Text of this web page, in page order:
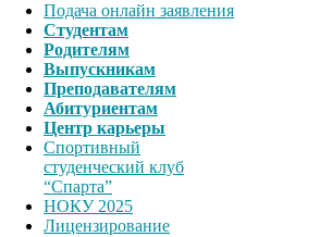
Подача онлайн заявления
Студентам
Родителям
Выпускникам
Преподавателям
Абитуриентам
Центр карьеры
Спортивный
студенческий клуб
“Спарта”
НОКУ 2025
Лицензирование